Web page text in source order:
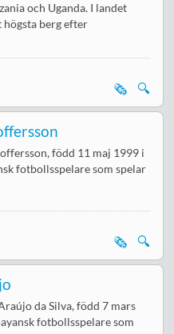
och Uganda. I landet
högsta berg efter
🔍
🗞️
född 11 maj 1999 i
fotbollsspelare som spelar
🔍
🗞️
da Silva, född 7 mars
fotbollsspelare som